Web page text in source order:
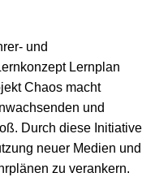
und
Lernplan
Chaos macht
und
Durch diese Initiative
neuer Medien und
zu verankern.